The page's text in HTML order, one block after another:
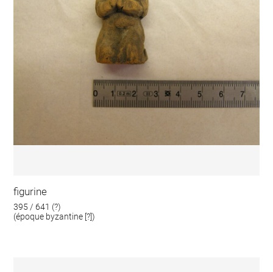
figurine
395 / 641 (?)
(époque byzantine [?])